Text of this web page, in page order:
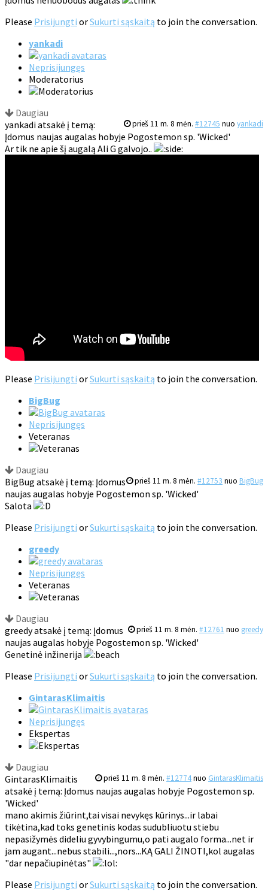
Please Prisijungti orSukurti sąskaitą to join the conversation.
yankadi
Neprisijungęs
Moderatorius
Daugiau
prieš 11 m. 8 mėn. #12745 nuo yankadi
yankadi atsakė į temą:
Įdomus naujas augalas hobyje Pogostemon sp. 'Wicked'
Ar tik ne apie šį augalą Ali G galvojo..
Please Prisijungti orSukurti sąskaitą to join the conversation.
BigBug
Neprisijungęs
Veteranas
Daugiau
prieš 11 m. 8 mėn. #12753 nuo BigBug
BigBug atsakė į temą: Įdomus
naujas augalas hobyje Pogostemon sp. 'Wicked'
Salota
Please Prisijungti orSukurti sąskaitą to join the conversation.
greedy
Neprisijungęs
Veteranas
Daugiau
prieš 11 m. 8 mėn. #12761 nuo greedy
greedy atsakė į temą: Įdomus
naujas augalas hobyje Pogostemon sp. 'Wicked'
Genetinė inžinerija
Please Prisijungti orSukurti sąskaitą to join the conversation.
GintarasKlimaitis
Neprisijungęs
Ekspertas
Daugiau
prieš 11 m. 8 mėn. #12774nuo GintarasKlimaitis
GintarasKlimaitis
atsakė į temą: Įdomus naujas augalas hobyje Pogostemon sp.
'Wicked'
mano akimis žiūrint,tai visai nevykęs kūrinys...ir labai
tikėtina,kad toks genetinis kodas sudubliuotu stiebu
nepasižymės dideliu gyvybingumu,o pati augalo forma...net ir
jam augant...nebus stabili...,nors...KĄ GALI ŽINOTI,kol augalas
"dar nepačiupinėtas"
Please Prisijungti orSukurti sąskaitą to join the conversation.